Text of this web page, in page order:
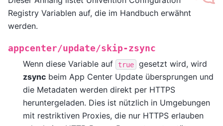
Registry Variablen auf, die im Handbuch erwähnt
werden.
appcenter/update/skip-zsync
Wenn diese Variable auf
true
gesetzt wird, wird
zsync beim App Center Update übersprungen und
die Metadaten werden direkt per HTTPS
heruntergeladen. Dies ist nützlich in Umgebungen
mit restriktiven Proxies, die nur HTTPS erlauben